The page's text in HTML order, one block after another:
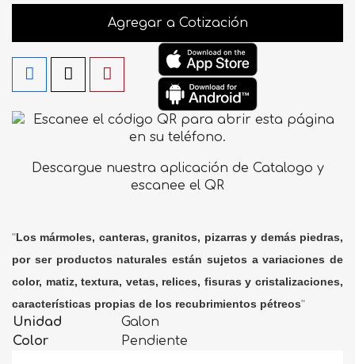
Agregar a Cotización
Descargue nuestra aplicación de Catalogo y
escanee el QR
"Los mármoles, canteras, granitos, pizarras y demás piedras,
por ser productos naturales están sujetos a variaciones de
color, matiz, textura, vetas, relices, fisuras y cristalizaciones,
características propias de los recubrimientos pétreos"
Unidad
Galon
Color
Pendiente